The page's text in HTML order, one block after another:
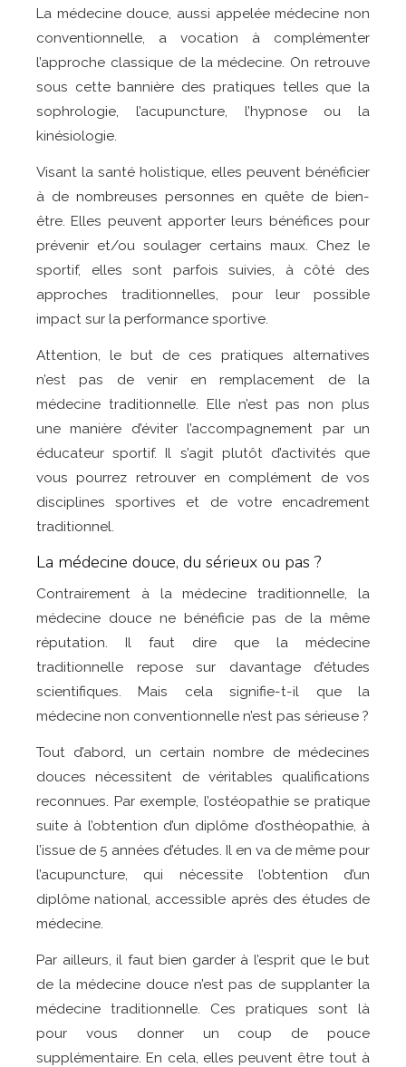
La médecine douce, aussi appelée médecine non
conventionnelle, a vocation à complémenter
l’approche classique de la médecine. On retrouve
sous cette bannière des pratiques telles que la
sophrologie, l’acupuncture, l’hypnose ou la
kinésiologie.
Visant la santé holistique, elles peuvent bénéficier
à de nombreuses personnes en quête de bien-
être. Elles peuvent apporter leurs bénéfices pour
prévenir et/ou soulager certains maux. Chez le
sportif, elles sont parfois suivies, à côté des
approches traditionnelles, pour leur possible
impact sur la performance sportive.
Attention, le but de ces pratiques alternatives
n’est pas de venir en remplacement de la
médecine traditionnelle. Elle n’est pas non plus
une manière d’éviter l’accompagnement par un
éducateur sportif. Il s’agit plutôt d’activités que
vous pourrez retrouver en complément de vos
disciplines sportives et de votre encadrement
traditionnel.
La médecine douce, du sérieux ou pas ?
Contrairement à la médecine traditionnelle, la
médecine douce ne bénéficie pas de la même
réputation. Il faut dire que la médecine
traditionnelle repose sur davantage d’études
scientifiques. Mais cela signifie-t-il que la
médecine non conventionnelle n’est pas sérieuse ?
Tout d’abord, un certain nombre de médecines
douces nécessitent de véritables qualifications
reconnues. Par exemple, l’ostéopathie se pratique
suite à l’obtention d’un diplôme d’osthéopathie, à
l’issue de 5 années d’études. Il en va de même pour
l’acupuncture, qui nécessite l’obtention d’un
diplôme national, accessible après des études de
médecine.
Par ailleurs, il faut bien garder à l’esprit que le but
de la médecine douce n’est pas de supplanter la
médecine traditionnelle. Ces pratiques sont là
pour vous donner un coup de pouce
supplémentaire. En cela, elles peuvent être tout à